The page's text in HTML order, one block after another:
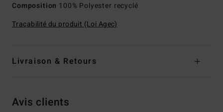
Composition 100% Polyester recyclé
Traçabilité du produit (Loi Agec)
Livraison & Retours
Avis clients